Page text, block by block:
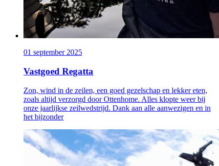
01 september 2025
Vastgoed Regatta
Zon, wind in de zeilen, een goed gezelschap en lekker eten,
zoals altijd verzorgd door Ottenhome. Alles klopte weer bij
onze jaarlijkse zeilwedstrijd. Dank aan alle aanwezigen en in
het bijzonder